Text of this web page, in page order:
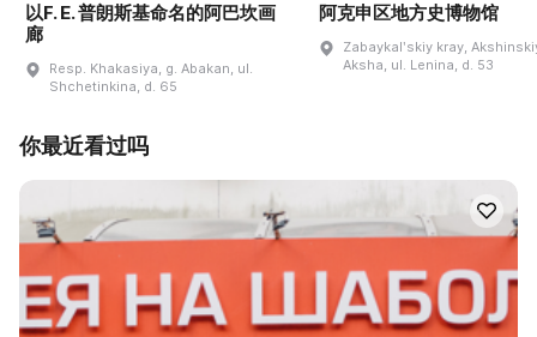
以F. E. 普朗斯基命名的阿巴坎画
廊
Resp. Khakasiya, g. Abakan, ul.
Shchetinkina, d. 65
阿克申区地方史博物馆
Zabaykalʹskiy kray,
Aksha, ul. Lenina, d. 53
你最近看过吗